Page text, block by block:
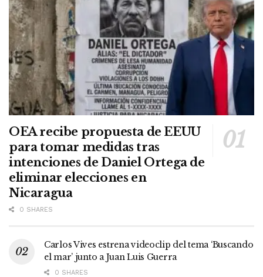
OEA recibe propuesta de EEUU
para tomar medidas tras
intenciones de Daniel Ortega de
eliminar elecciones en
Nicaragua
0 SHARES
Carlos Vives estrena videoclip del tema ‘Buscando
el mar’ junto a Juan Luis Guerra
0 SHARES